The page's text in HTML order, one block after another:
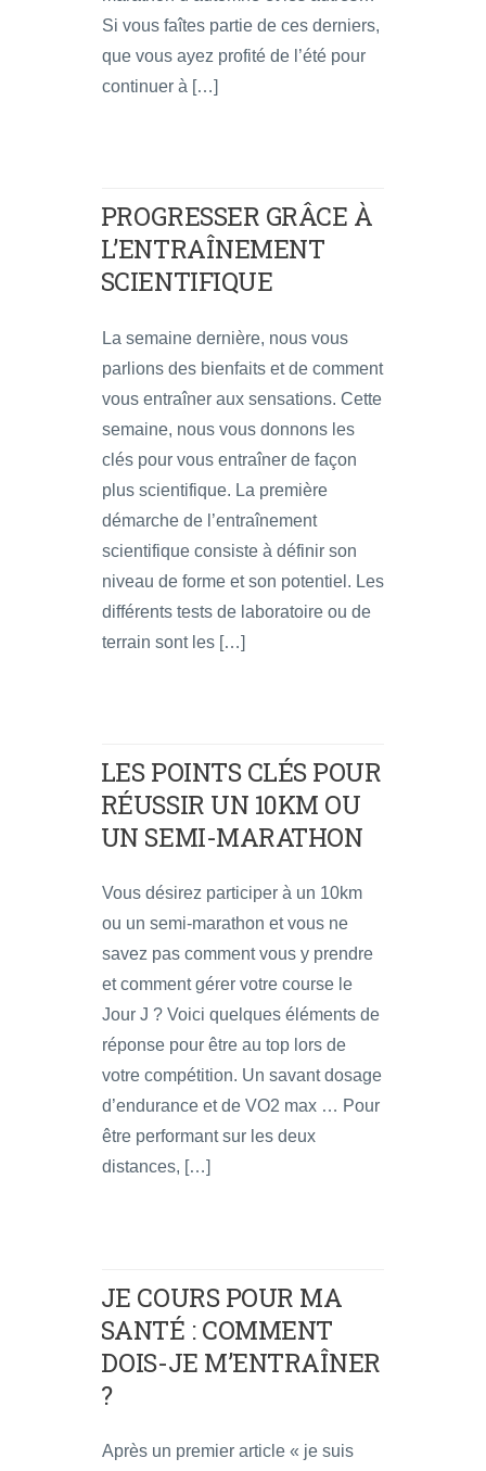
Si vous faîtes partie de ces derniers,
que vous ayez profité de l’été pour
continuer à […]
PROGRESSER GRÂCE À
L’ENTRAÎNEMENT
SCIENTIFIQUE
La semaine dernière, nous vous
parlions des bienfaits et de comment
vous entraîner aux sensations. Cette
semaine, nous vous donnons les
clés pour vous entraîner de façon
plus scientifique. La première
démarche de l’entraînement
scientifique consiste à définir son
niveau de forme et son potentiel. Les
différents tests de laboratoire ou de
terrain sont les […]
LES POINTS CLÉS POUR
RÉUSSIR UN 10KM OU
UN SEMI-MARATHON
Vous désirez participer à un 10km
ou un semi-marathon et vous ne
savez pas comment vous y prendre
et comment gérer votre course le
Jour J ? Voici quelques éléments de
réponse pour être au top lors de
votre compétition. Un savant dosage
d’endurance et de VO2 max … Pour
être performant sur les deux
distances, […]
JE COURS POUR MA
SANTÉ : COMMENT
DOIS-JE M’ENTRAÎNER
?
Après un premier article « je suis